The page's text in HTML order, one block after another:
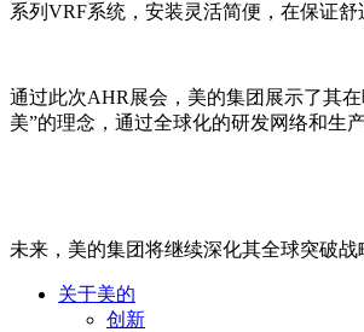
系列VRF系统，安装灵活简便，在保证
通过此次AHR展会，美的集团展示了其
美”的理念，通过全球化的研发网络和生
未来，美的集团将继续深化其全球突破
关于美的
创新